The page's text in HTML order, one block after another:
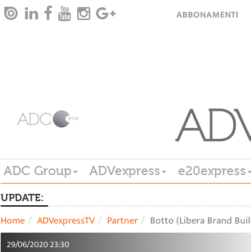
ABBONAMENTI
ADC Group ADVexpress e20express
UPDATE:
Home ADVexpressTV Partner Botto (Libera Brand
29/06/2020 23:30